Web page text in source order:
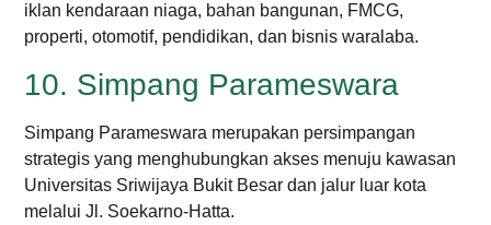
iklan kendaraan niaga, bahan bangunan, FMCG,
properti, otomotif, pendidikan, dan bisnis waralaba.
10. Simpang Parameswara
Simpang Parameswara merupakan persimpangan
strategis yang menghubungkan akses menuju kawasan
Universitas Sriwijaya Bukit Besar dan jalur luar kota
melalui Jl. Soekarno-Hatta.